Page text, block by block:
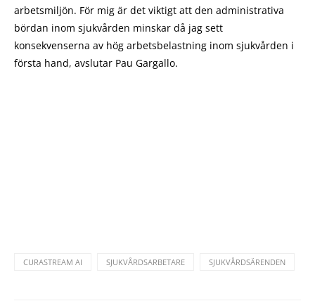
arbetsmiljön. För mig är det viktigt att den administrativa
bördan inom sjukvården minskar då jag sett
konsekvenserna av hög arbetsbelastning inom sjukvården i
första hand, avslutar Pau Gargallo.
CURASTREAM AI SJUKVÅRDSARBETARE SJUKVÅRDSÄRENDEN